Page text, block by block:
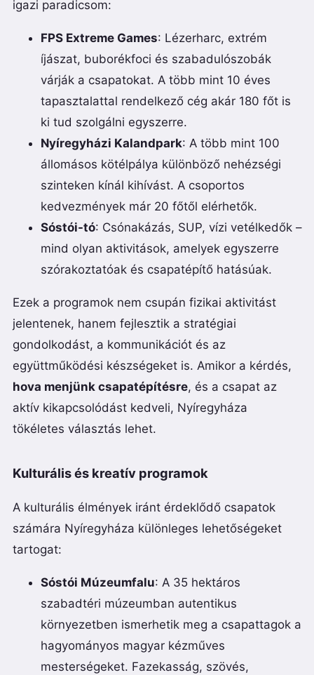
igazi paradicsom:
FPS Extreme Games: Lézerharc, extrém
íjászat, buborékfoci és szabadulószobák
várják a csapatokat. A több mint 10 éves
tapasztalattal rendelkező cég akár 180 főt is
ki tud szolgálni egyszerre.
Nyíregyházi Kalandpark: A több mint 100
állomásos kötélpálya különböző nehézségi
szinteken kínál kihívást. A csoportos
kedvezmények már 20 főtől elérhetők.
Sóstói-tó: Csónakázás, SUP, vízi vetélkedők –
mind olyan aktivitások, amelyek egyszerre
szórakoztatóak és csapatépítő hatásúak.
Ezek a programok nem csupán fizikai aktivitást
jelentenek, hanem fejlesztik a stratégiai
gondolkodást, a kommunikációt és az
együttműködési készségeket is. Amikor a kérdés,
hova menjünk csapatépítésre, és a csapat az
aktív kikapcsolódást kedveli, Nyíregyháza
tökéletes választás lehet.
Kulturális és kreatív programok
A kulturális élmények iránt érdeklődő csapatok
számára Nyíregyháza különleges lehetőségeket
tartogat:
Sóstói Múzeumfalu: A 35 hektáros
szabadtéri múzeumban autentikus
környezetben ismerhetik meg a csapattagok a
hagyományos magyar kézműves
mesterségeket. Fazekasság, szövés,